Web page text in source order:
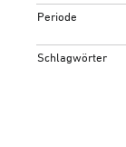
Periode
Schlagwörter